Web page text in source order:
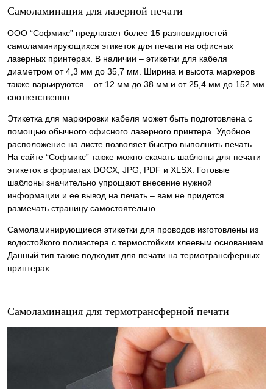
Самоламинация для лазерной печати
ООО “Софмикс” предлагает более 15 разновидностей
самоламинирующихся этикеток для печати на офисных
лазерных принтерах. В наличии – этикетки для кабеля
диаметром от 4,3 мм до 35,7 мм. Ширина и высота маркеров
также варьируются – от 12 мм до 38 мм и от 25,4 мм до 152 мм
соответственно.
Этикетка для маркировки кабеля может быть подготовлена с
помощью обычного офисного лазерного принтера. Удобное
расположение на листе позволяет быстро выполнить печать.
На сайте “Софмикс” также можно скачать шаблоны для печати
этикеток в форматах DOCX, JPG, PDF и XLSX. Готовые
шаблоны значительно упрощают внесение нужной
информации и ее вывод на печать – вам не придется
размечать страницу самостоятельно.
Самоламинирующиеся этикетки для проводов изготовлены из
водостойкого полиэстера с термостойким клеевым основанием.
Данный тип также подходит для печати на термотрансферных
принтерах.
Самоламинация для термотрансферной печати